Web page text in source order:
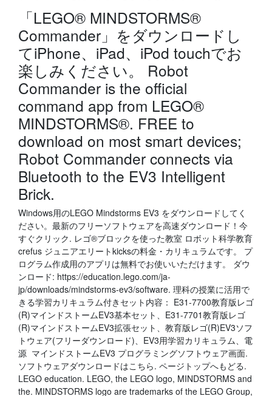
「LEGO® MINDSTORMS®
Commander」をダウンロードし
てiPhone、iPad、iPod touchでお
楽しみください。 ‎Robot
Commander is the official
command app from LEGO®
MINDSTORMS®. FREE to
download on most smart devices;
Robot Commander connects via
Bluetooth to the EV3 Intelligent
Brick.
Windows用のLEGO Mindstorms EV3 をダウンロードしてく
ださい。最新のフリーソフトウェアを高速ダウンロード！今
すぐクリック. レゴ®ブロックを使った教室 ロボット科学教育
crefus ジュニアエリートkicksの料金・カリキュラムです。 プ
ログラム作成用のアプリは無料でお使いいただけます。 ダウ
ンロード: https://education.lego.com/ja-
jp/downloads/mindstorms-ev3/software. 理科の授業に活用で
きる学習カリキュラム付きセット内容： E31-7700教育版レゴ
(R)マインドストームEV3基本セット、E31-7701教育版レゴ
(R)マインドストームEV3拡張セット、教育版レゴ(R)EV3ソフ
トウェア(フリーダウンロード)、EV3用学習カリキュラム、電
源 マインドストームEV3 プログラミングソフトウェア画面.
ソフトウェアダウンロードはこちら. ページトップへもどる.
LEGO education. LEGO, the LEGO logo, MINDSTORMS and
the. MINDSTORMS logo are trademarks of the LEGO Group,